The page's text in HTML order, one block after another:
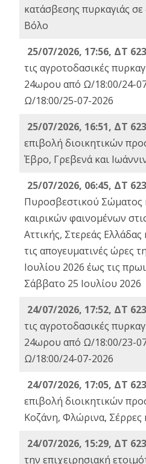
κατάσβεσης πυρκαγιάς
Βόλο
25/07/2026, 17:56, ΔΤ
τις αγροτοδασικές
24ωρου από Ω/18:00/24-
Ω/18:00/25-07-2026
25/07/2026, 16:51, ΔΤ
επιβολή διοικητικών
Έβρο, Γρεβενά και
25/07/2026, 06:45, ΔΤ
Πυροσβεστικού Σώματος
καιρικών φαινομένων
Αττικής, Στερεάς
τις απογευματινές ώρες
Ιουλίου 2026 έως τις
Σάββατο 25 Ιουλίου 2026
24/07/2026, 17:52, ΔΤ
τις αγροτοδασικές
24ωρου από Ω/18:00/23-
Ω/18:00/24-07-2026
24/07/2026, 17:05, ΔΤ
επιβολή διοικητικών
Κοζάνη, Φλώρινα, Σέρρες
24/07/2026, 15:29, ΔΤ
την επιχειρησιακή